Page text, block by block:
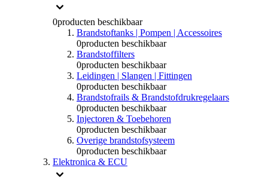
0producten beschikbaar
Brandstoftanks | Pompen | Accessoires
0producten beschikbaar
Brandstoffilters
0producten beschikbaar
Leidingen | Slangen | Fittingen
0producten beschikbaar
Brandstofrails & Brandstofdrukregelaars
0producten beschikbaar
Injectoren & Toebehoren
0producten beschikbaar
Overige brandstofsysteem
0producten beschikbaar
Elektronica & ECU